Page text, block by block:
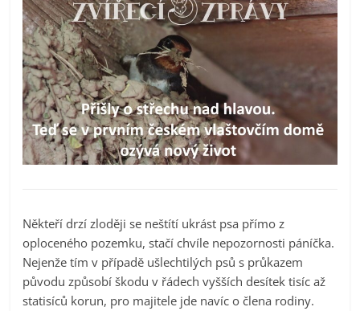
Někteří drzí zloději se neštítí ukrást psa přímo z
oploceného pozemku, stačí chvíle nepozornosti páníčka.
Nejenže tím v případě ušlechtilých psů s průkazem
původu způsobí škodu v řádech vyšších desítek tisíc až
statisíců korun, pro majitele jde navíc o člena rodiny.